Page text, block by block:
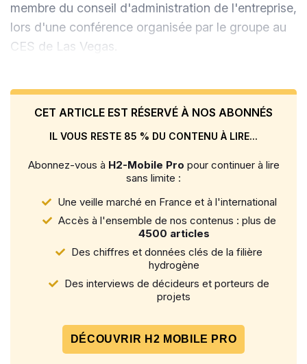
membre du conseil d'administration de l'entreprise,
lors d'une conférence organisée par le groupe au
CES de Las Vegas.
CET ARTICLE EST RÉSERVÉ À NOS ABONNÉS
IL VOUS RESTE 85 % DU CONTENU À LIRE...
Abonnez-vous à H2-Mobile Pro pour continuer à lire
sans limite :
Une veille marché en France et à l'international
Accès à l'ensemble de nos contenus : plus de
4500 articles
Des chiffres et données clés de la filière
hydrogène
Des interviews de décideurs et porteurs de
projets
DÉCOUVRIR H2 MOBILE PRO